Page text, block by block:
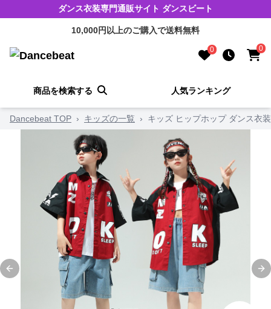
ダンス衣装専門通販サイト ダンスビート
10,000円以上のご購入で送料無料
0 0
商品を検索する 人気ランキング
Dancebeat TOP › キッズの一覧 › キッズ ヒップホップ ダンス衣
Previous slide